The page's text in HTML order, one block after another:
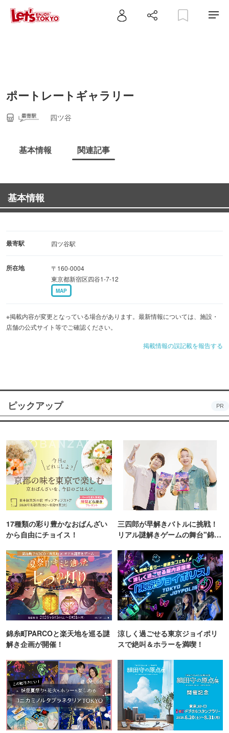
ポートレートギャラリー
四ツ谷
基本情報 関連記事
基本情報
最寄駅 四ツ谷駅
所在地
〒160-0004
東京都新宿区四谷1-7-12
MAP
※掲載内容が変更となっている場合があります。最新情報については、施設・
店舗の公式サイト等でご確認ください。
掲載情報の誤記載を報告する
ピックアップ PR
17種類の彩り豊かなおばんざい
から自由にチョイス！
三四郎が早解きバトルに挑戦！
リアル謎解きゲームの舞台"錦糸
錦糸町PARCOと楽天地を巡る謎
解き企画が開催！
涼しく過ごせる東京ジョイポリ
スで絶叫＆ホラーを満喫！